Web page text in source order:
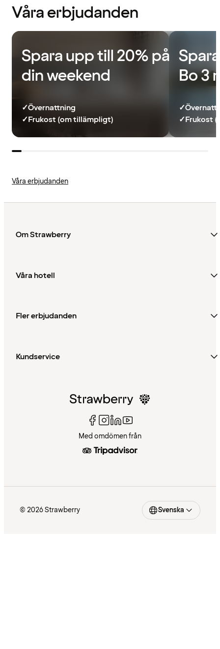
Våra erbjudanden
Spara upp till 20% på
din weekend
✓Övernattning
✓Frukost (om tillämpligt)
Bo 3
✓
✓Frukost
Våra erbjudanden
Om Strawberry
Våra hotell
Fler erbjudanden
Kundservice
Med omdömen från
© 2026 Strawberry Svenska